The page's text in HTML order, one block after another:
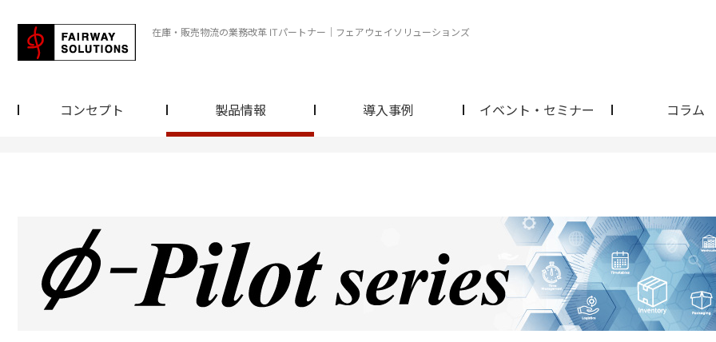
在庫・販売物流の業務改革 ITパートナー｜フェアウェイソリューションズ
コンセプト 製品情報 導入事例 イベント・セミナー コラム